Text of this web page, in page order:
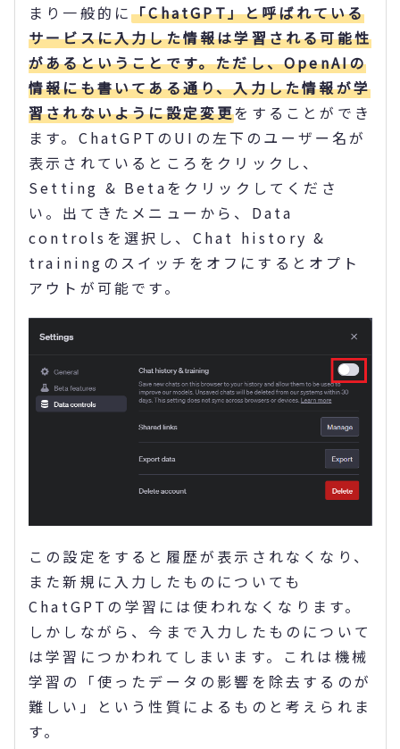
まり一般的に「ChatGPT」と呼ばれている
サービスに入力した情報は学習される可能性
があるということです。ただし、OpenAIの
情報にも書いてある通り、入力した情報が学
習されないように設定変更をすることができ
ます。ChatGPTのUIの左下のユーザー名が
表示されているところをクリックし、
Setting & Betaをクリックしてくださ
い。出てきたメニューから、Data
controlsを選択し、Chat history &
trainingのスイッチをオフにするとオプト
アウトが可能です。
この設定をすると履歴が表示されなくなり、
また新規に入力したものについても
ChatGPTの学習には使われなくなります。
しかしながら、今まで入力したものについて
は学習につかわれてしまいます。これは機械
学習の「使ったデータの影響を除去するのが
難しい」という性質によるものと考えられま
す。